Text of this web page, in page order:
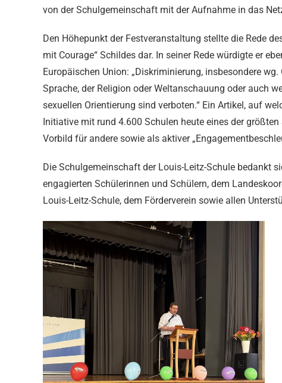
von der Schulgemeinschaft mit der Aufnahme in das
Den Höhepunkt der Festveranstaltung stellte die Rede
mit Courage“ Schildes dar. In seiner Rede würdigte er
Europäischen Union: „Diskriminierung, insbesondere
Sprache, der Religion oder Weltanschauung oder auch
sexuellen Orientierung sind verboten.“ Ein Artikel, auf
Initiative mit rund 4.600 Schulen heute eines der
Vorbild für andere sowie als aktiver
Die Schulgemeinschaft der Louis-Leitz-Schule bedankt
engagierten Schülerinnen und Schülern, dem
Louis-Leitz-Schule, dem Förderverein sowie allen
vergrößern